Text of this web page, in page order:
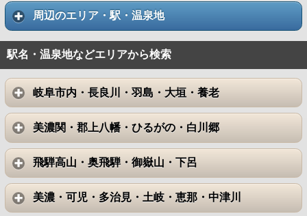
周辺のエリア・駅・温泉地
駅名・温泉地などエリアから検索
岐阜市内・長良川・羽島・大垣・養老
美濃関・郡上八幡・ひるがの・白川郷
飛騨高山・奥飛騨・御嶽山・下呂
美濃・可児・多治見・土岐・恵那・中津川